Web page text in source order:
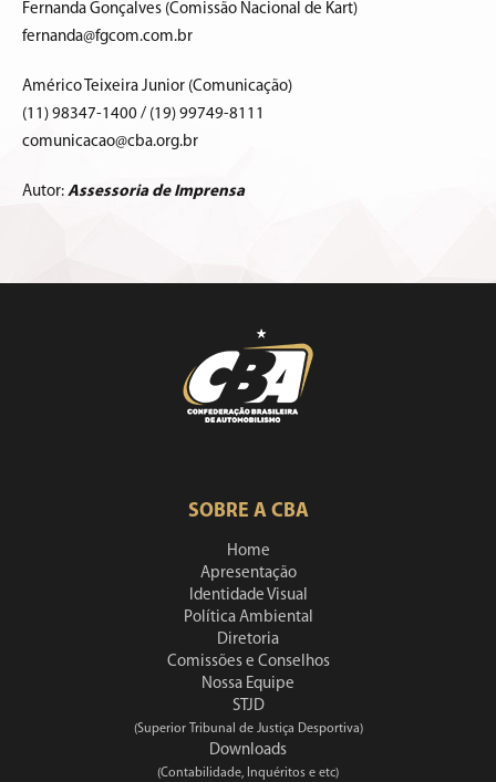
Fernanda Gonçalves (Comissão Nacional de Kart)
fernanda@fgcom.com.br
Américo Teixeira Junior (Comunicação)
(11) 98347-1400 / (19) 99749-8111
comunicacao@cba.org.br
Autor: Assessoria de Imprensa
SOBRE A CBA
Home
Apresentação
Identidade Visual
Política Ambiental
Diretoria
Comissões e Conselhos
Nossa Equipe
STJD
(Superior Tribunal de Justiça Desportiva)
Downloads
(Contabilidade, Inquéritos e etc)